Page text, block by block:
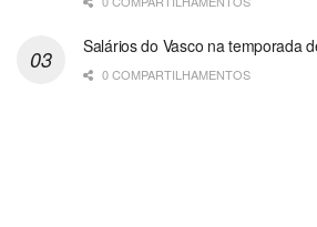
Salários do Vasco na temporada
0 COMPARTILHAMENTOS